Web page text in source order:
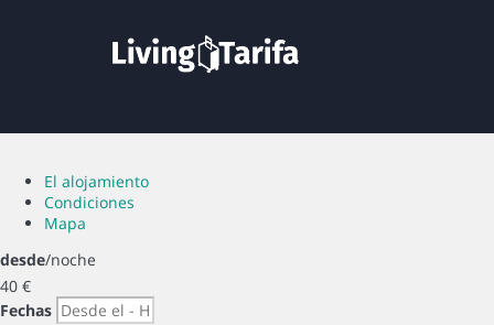
El alojamiento
Condiciones
Mapa
desde/noche
40 €
Fechas